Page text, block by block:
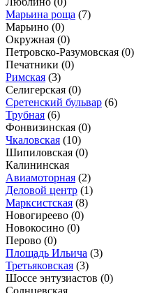
Марьина роща (7)
Марьино (0)
Окружная (0)
Петровско-Разумовская (0)
Печатники (0)
Римская (3)
Селигерская (0)
Сретенский бульвар (6)
Трубная (6)
Фонвизинская (0)
Чкаловская (10)
Шипиловская (0)
Калининская
Авиамоторная (2)
Деловой центр (1)
Марксистская (8)
Новогиреево (0)
Новокосино (0)
Перово (0)
Площадь Ильича (3)
Третьяковская (3)
Шоссе энтузиастов (0)
Солнцевская